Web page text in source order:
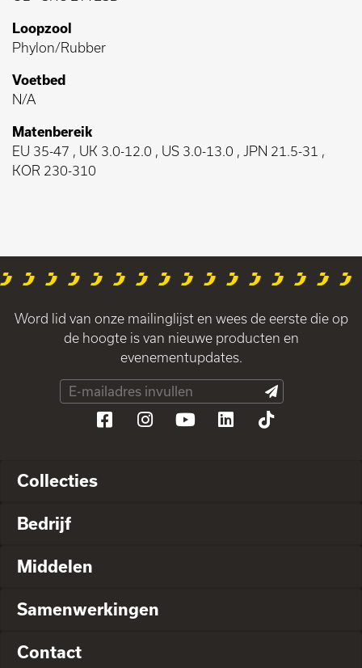
Loopzool
Phylon/Rubber
Voetbed
N/A
Matenbereik
EU 35-47 , UK 3.0-12.0 , US 3.0-13.0 , JPN 21.5-31 ,
KOR 230-310
Word lid van onze mailinglijst en wees de eerste die op
de hoogte is van nieuwe producten en
evenementupdates.
Collecties
Bedrijf
Middelen
Samenwerkingen
Contact